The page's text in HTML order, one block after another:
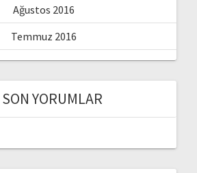
Ağustos 2016
Temmuz 2016
SON YORUMLAR